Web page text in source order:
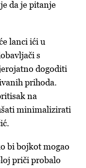
da je pitanje
lanci ići u
s
dogoditi
prihoda.
na
minimalizirati
bi bojkot mogao
priči probalo